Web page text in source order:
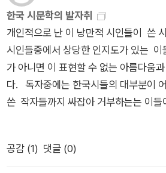
이유일 것같다. 작년에 읽었던 이 시집
서 이런 성과가 나오는 게 더 기쁘다! ♪
Adoy도 그렇고 잘 됐으면 좋겠는 인디
키, 대한민국 라이브 페스티벌 금상도
는 건가; 첫 정규앨범 나오면 대박 스멜
드! ● 비 오는 날 선곡Tash Sultana [Salvation] (2018, indie,
single, 여성 보컬)이 가수 특히 이 곡의
조지 마이클이 생각난다. 상당한 재능을
음반이 없다니!KAYTRANADA
합, 정규)이런 그루브한 힙합류 좋더라
한국 시문학의 발자취
개인적으로 난 이 낭만적 시인들이 쓴
시인들중에서 상당한 인지도가 있는 이
가 아니면 이 표현할 수 없는 아름다움
다. 독자중에는 한국시들의 대부분이
쓴 작자들까지 싸잡아 거부하는는 이들
고 사회적내용의 시들로 변해간 것도 있
지주의가 나쁜 건 아니다.이미 획일화된
공감 (1) 댓글 (0)